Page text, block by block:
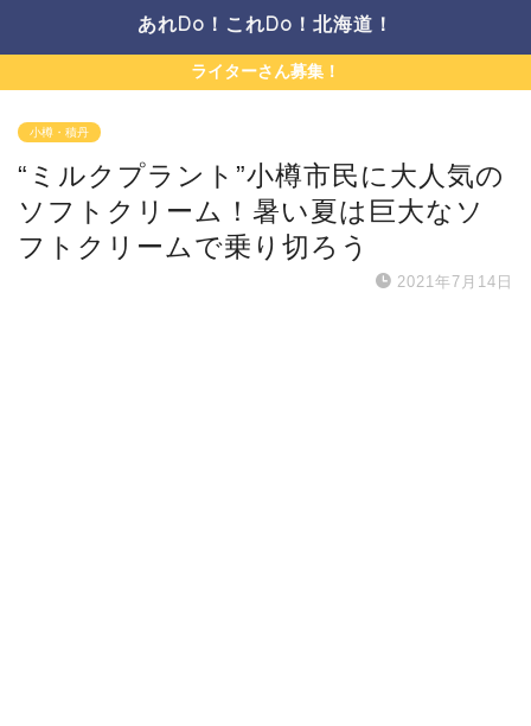
あれDo！これDo！北海道！
ライターさん募集！
小樽・積丹
“ミルクプラント”小樽市民に大人気の
ソフトクリーム！暑い夏は巨大なソ
フトクリームで乗り切ろう
2021年7月14日